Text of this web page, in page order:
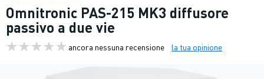
Omnitronic PAS-215 MK3 diffusore
passivo a due vie
ancora nessuna recensione la tua opinione